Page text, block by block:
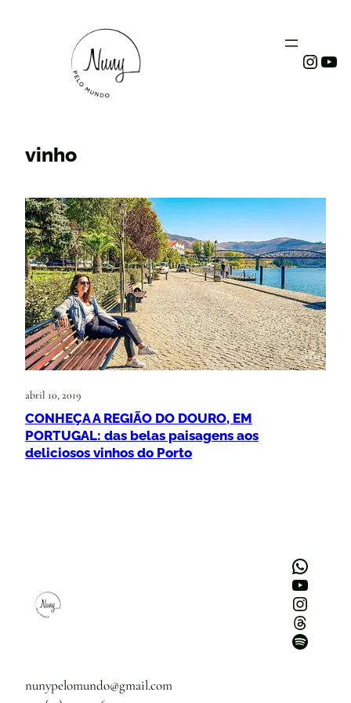
vinho
abril 10, 2019
CONHEÇA A REGIÃO DO DOURO, EM
PORTUGAL: das belas paisagens aos
deliciosos vinhos do Porto
WhatsApp
Youtube
Instagram
Threads
Spotify
nunypelomundo@gmail.com